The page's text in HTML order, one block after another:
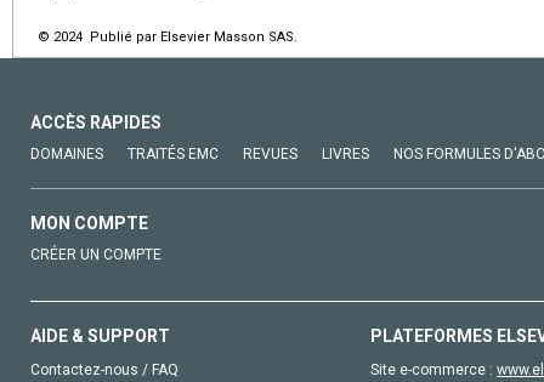
© 2024 Publié par Elsevier Masson SAS.
ACCÈS RAPIDES
DOMAINES TRAITÉS EMC REVUES LIVRES NOS FORMULES
MON COMPTE
CRÉER UN COMPTE
AIDE & SUPPORT
Contactez-nous / FAQ
PLATEFORMES
Site e-commerce :